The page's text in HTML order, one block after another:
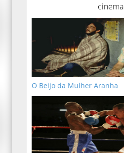
cinema
O Beijo da Mulher Aranha